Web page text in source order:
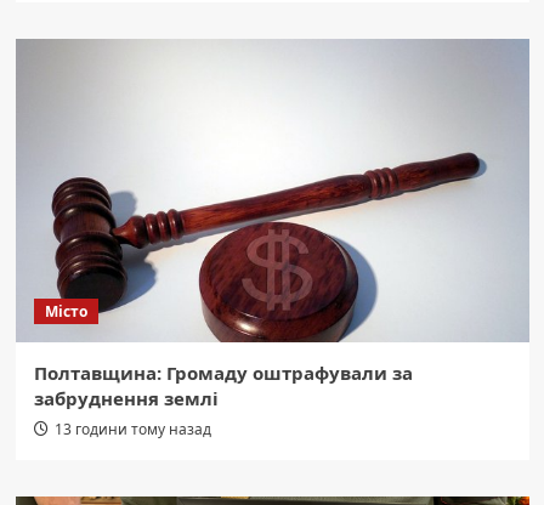
Місто
Полтавщина: Громаду оштрафували за
забруднення землі
13 години тому назад